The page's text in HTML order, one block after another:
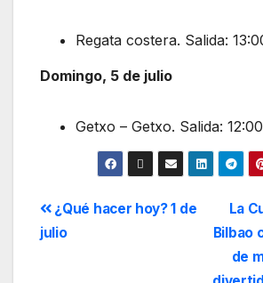
Regata costera. Salida:
Domingo, 5 de julio
Getxo – Getxo. Salida:
La
Bilbao
de
¿Qué hacer hoy? 1 de
julio